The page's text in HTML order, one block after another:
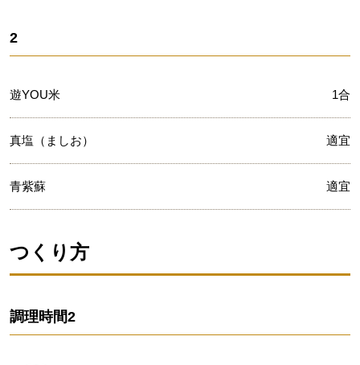
2
遊YOU米 1合
真塩（ましお） 適宜
青紫蘇 適宜
つくり方
調理時間2